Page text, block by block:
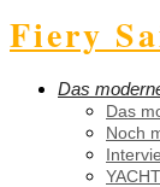
Fiery
Das
Das
Noch